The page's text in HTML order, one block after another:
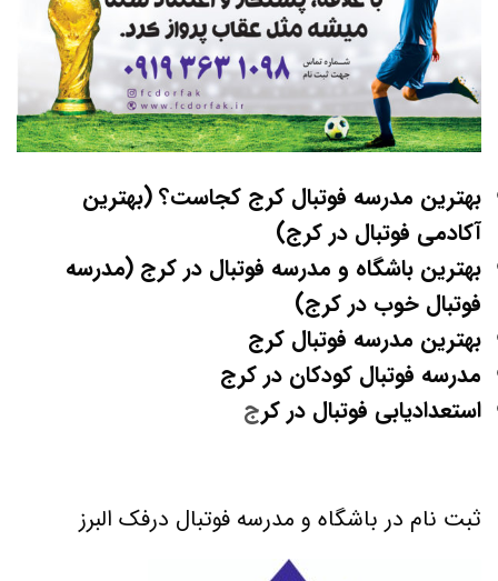
بهترین مدرسه فوتبال کرج کجاست؟ (بهترین
آکادمی فوتبال در کرج)
بهترین باشگاه و مدرسه فوتبال در کرج (مدرسه
فوتبال خوب در کرج)
بهترین مدرسه فوتبال کرج
مدرسه فوتبال کودکان در کرج
استعدادیابی فوتبال در کرج
ثبت نام در باشگاه و مدرسه فوتبال درفک البرز